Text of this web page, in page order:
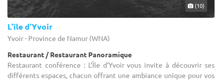
(10)
L’île d’Yvoir
Yvoir - Province de Namur (WNA)
Restaurant / Restaurant Panoramique
Restaurant conférence : L’Île d’Yvoir vous invite à découvrir ses
différents espaces, chacun offrant une ambiance unique pour vos